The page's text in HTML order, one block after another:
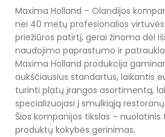
Maxima Holland – Olandijos
nei 40 metų profesionalios
priežiūros patirtį, gerai žinoma dėl
naudojimo paprastumo ir
Maxima Holland produkcija
aukščiausius standartus, laikantis
turinti platų įrangos asortimentą,
specializuojasi į smulkiąją
Šios kompanijos tikslas –
produktų kokybės gerinimas.